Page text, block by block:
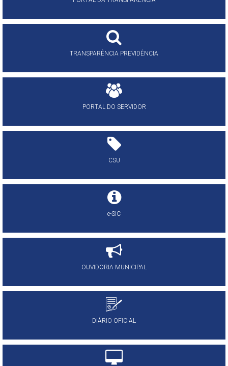
TRANSPARÊNCIA PREVIDÊNCIA
PORTAL DO SERVIDOR
CSU
e-SIC
OUVIDORIA MUNICIPAL
DIÁRIO OFICIAL